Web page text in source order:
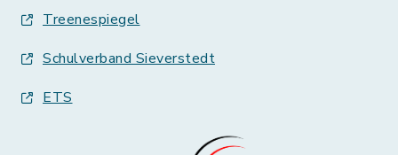
Treenespiegel
Schulverband Sieverstedt
ETS